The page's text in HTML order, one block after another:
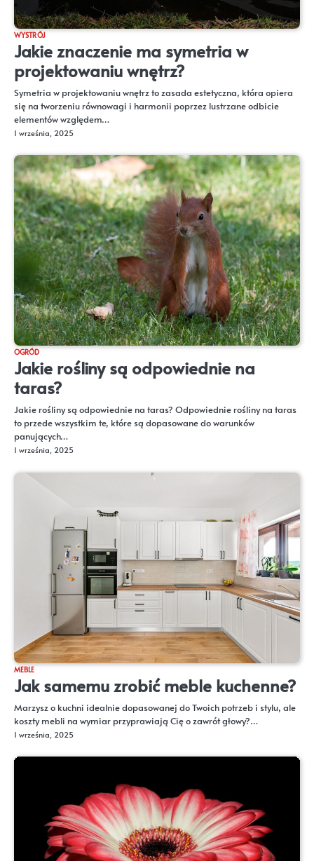
WYSTRÓJ
Jakie znaczenie ma symetria w
projektowaniu wnętrz?
Symetria w projektowaniu wnętrz to zasada estetyczna, która opiera
się na tworzeniu równowagi i harmonii poprzez lustrzane odbicie
elementów względem…
1 września, 2025
OGRÓD
Jakie rośliny są odpowiednie na
taras?
Jakie rośliny są odpowiednie na taras? Odpowiednie rośliny na taras
to przede wszystkim te, które są dopasowane do warunków
panujących…
1 września, 2025
MEBLE
Jak samemu zrobić meble kuchenne?
Marzysz o kuchni idealnie dopasowanej do Twoich potrzeb i stylu, ale
koszty mebli na wymiar przyprawiają Cię o zawrót głowy?…
1 września, 2025